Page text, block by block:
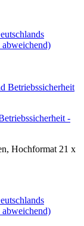
-
Hochformat 21 x